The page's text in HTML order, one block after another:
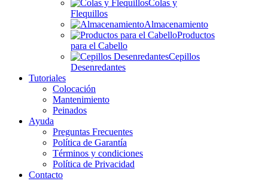
Colas y
Flequillos
Almacenamiento
Productos
para el Cabello
Cepillos
Desenredantes
Tutoriales
Colocación
Mantenimiento
Peinados
Ayuda
Preguntas Frecuentes
Política de Garantía
Términos y condiciones
Política de Privacidad
Contacto